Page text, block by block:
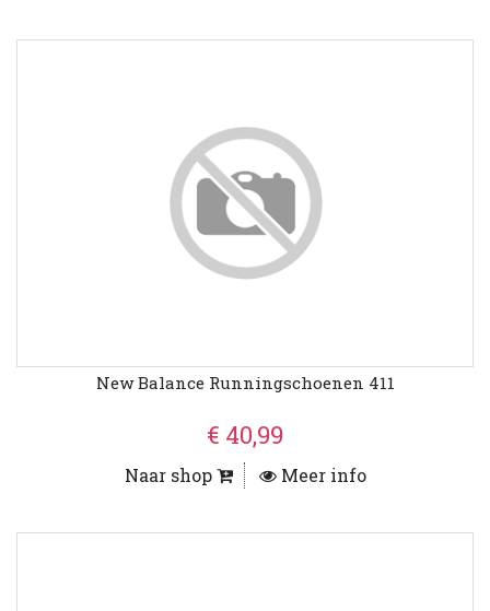
New Balance Runningschoenen 411
€ 40,99
Naar shop Meer info